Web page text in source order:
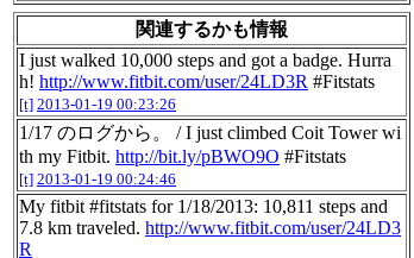
関連するかも情報
I just walked 10,000 steps and got a badge. Hurra
h! http://www.fitbit.com/user/24LD3R #Fitstats
[t] 2013-01-19 00:23:26
1/17 のログから。 / I just climbed Coit Tower wi
th my Fitbit. http://bit.ly/pBWO9O #Fitstats
[t] 2013-01-19 00:24:46
My fitbit #fitstats for 1/18/2013: 10,811 steps and
7.8 km traveled. http://www.fitbit.com/user/24LD3
R